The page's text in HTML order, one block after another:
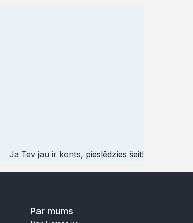
Ja Tev jau ir konts, pieslēdzies šeit!
Par mums